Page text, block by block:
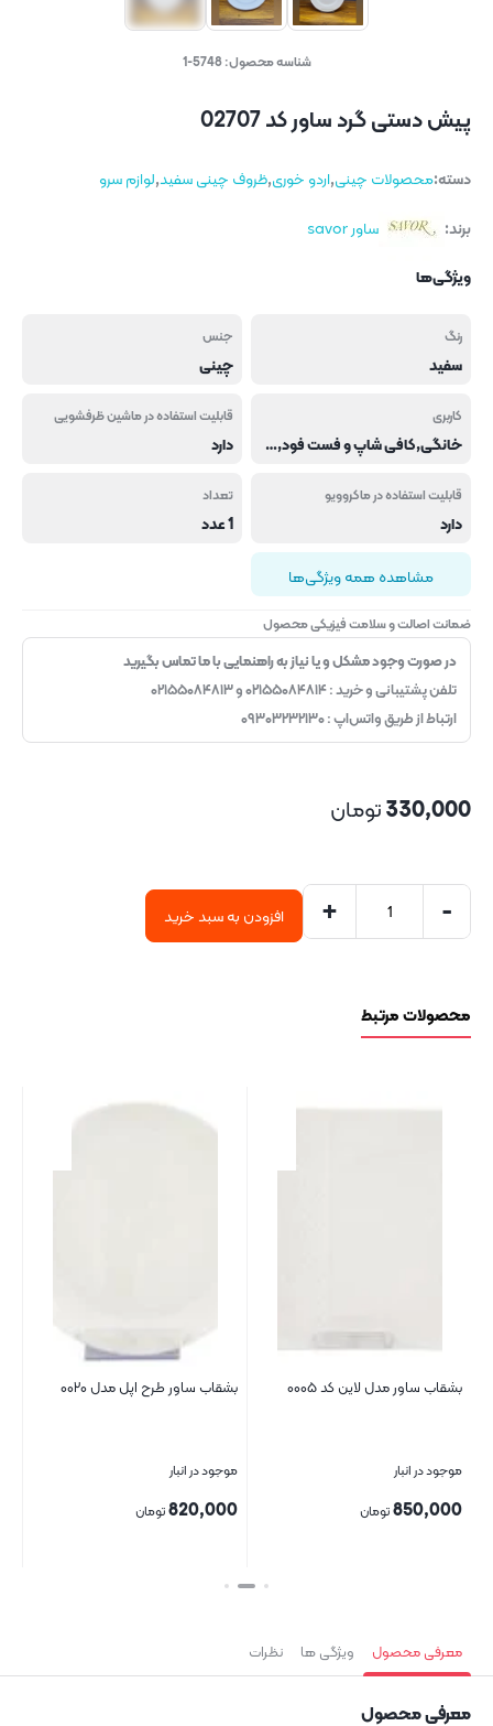
شناسه محصول:5748-1
پیش دستی گرد ساور کد 02707
دسته:محصولات چینی,اردو خوری,ظروف چینی سفید,لوازم سرو
برند:
ساور savor
ویژگی‌ها
رنگ
سفید
جنس
چینی
کاربری
خانگی,کافی شاپ و فست فود,هتل و رستوران
قابلیت استفاده در ماشین ظرفشویی
دارد
قابلیت استفاده در ماکروویو
دارد
تعداد
1 عدد
مشاهده همه ویژگی‌ها
ضمانت اصالت و سلامت فیزیکی محصول
در صورت وجود مشکل و یا نیاز به راهنمایی با ما تماس بگیرید
تلفن پشتیبانی و خرید : ۰۲۱۵۵۰۸۴۸۱۴ و ۰۲۱۵۵۰۸۴۸۱۳
ارتباط از طریق واتس‌اپ : ۰۹۳۰۳۲۳۲۱۳۰
330,000تومان
-
+ افزودن به سبد خرید
محصولات مرتبط
بشقاب ساور مدل لاین کد ۰۰۰۵
موجود در انبار
850,000تومان
بشقاب ساور طرح اپل مدل ۰۰۲۰
موجود در انبار
820,000تومان
بستن
معرفی محصول ویژگی ها نظرات
معرفی محصول